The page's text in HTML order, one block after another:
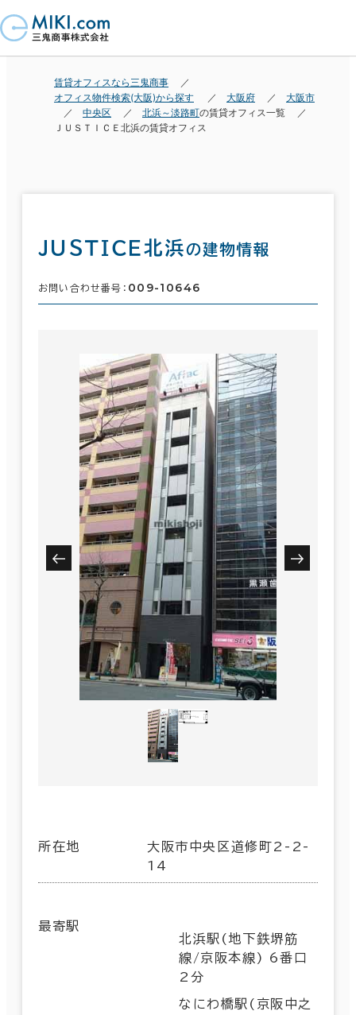
賃貸オフィスなら三鬼商事
オフィス物件検索(大阪)から探す
大阪府
大阪市
中央区
北浜～淡路町の賃貸オフィス一覧
ＪＵＳＴＩＣＥ北浜の賃貸オフィス
ＪＵＳＴＩＣＥ北浜の建物情報
お問い合わせ番号： 009-10646
所在地
大阪市中央区道修町2-2-
14
最寄駅
北浜駅(地下鉄堺筋
線/京阪本線) 6番口
2分
なにわ橋駅(京阪中之